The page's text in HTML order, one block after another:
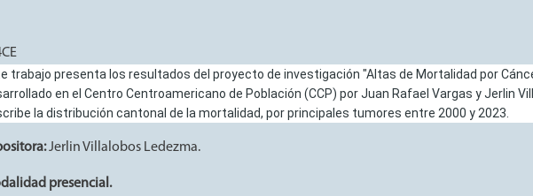
trabajo presenta los resultados del proyecto de investigación "Altas de Mortalidad por
en el Centro Centroamericano de Población (CCP) por Juan Rafael Vargas y Jerlin
la distribución cantonal de la mortalidad, por principales tumores entre 2000 y 2023.
Jerlin Villalobos Ledezma.
presencial.